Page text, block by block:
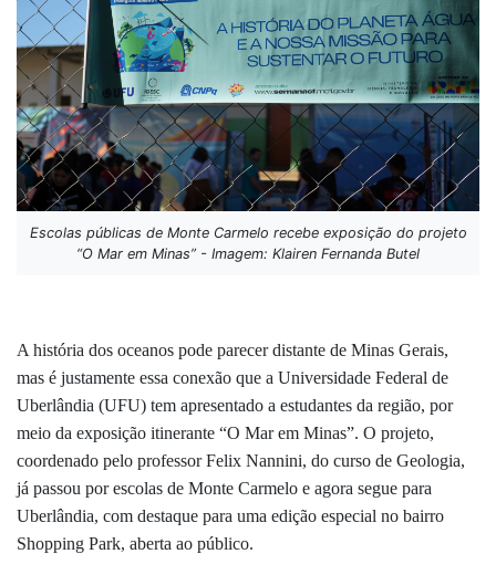
Escolas públicas de Monte Carmelo recebe exposição do projeto
“O Mar em Minas” - Imagem: Klairen Fernanda Butel
A história dos oceanos pode parecer distante de Minas Gerais,
mas é justamente essa conexão que a Universidade Federal de
Uberlândia (UFU) tem apresentado a estudantes da região, por
meio da exposição itinerante “O Mar em Minas”. O projeto,
coordenado pelo professor Felix Nannini, do curso de Geologia,
já passou por escolas de Monte Carmelo e agora segue para
Uberlândia, com destaque para uma edição especial no bairro
Shopping Park, aberta ao público.